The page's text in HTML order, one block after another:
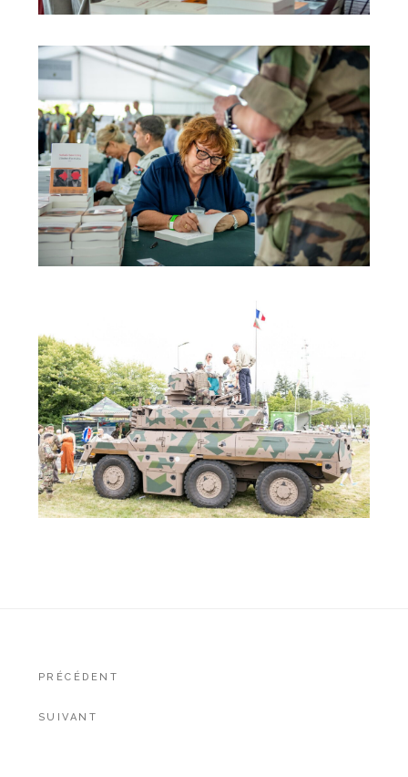
Navigation
de
PRÉCÉDENT
SUIVANT